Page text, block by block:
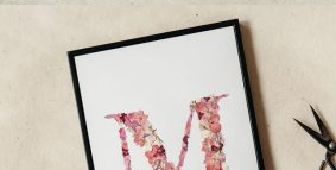
Ajouter à ma Kyft list